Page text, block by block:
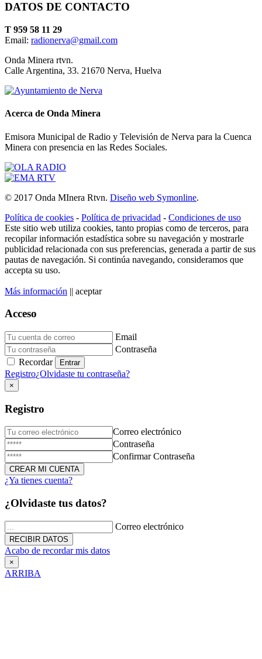
Concierto de Perianes
Ensayo solidario
Donación de Sangre
23 de Diciembre de 2025
Triduo Virgen Milagrosa
27 de Noviembre de 2025
DATOS DE CONTACTO
T 959 58 11 29
Email: radionerva@gmail.com
Onda Minera rtvn.
Calle Argentina, 33. 21670 Nerva, Huelva
Acerca de Onda Minera
Emisora Municipal de Radio y Televisión de Nerva para la Cuenca
Minera con presencia en las Redes Sociales.
© 2017 Onda MInera Rtvn. Diseño web Symonline.
Política de cookies - Política de privacidad - Condiciones de uso
Este sitio web utiliza cookies, tanto propias como de terceros, para
recopilar información estadística sobre su navegación y mostrarle
publicidad relacionada con sus preferencias, generada a partir de sus
pautas de navegación. Si continúa navegando, consideramos que
accepta su uso.
Más información || aceptar
Acceso
Email
Contraseña
Recordar
Registro¿Olvidaste tu contraseña?
×
Registro
Correo electrónico
Contraseña
Confirmar Contraseña
¿Ya tienes cuenta?
¿Olvidaste tus datos?
Correo electrónico
Acabo de recordar mis datos
×
ARRIBA